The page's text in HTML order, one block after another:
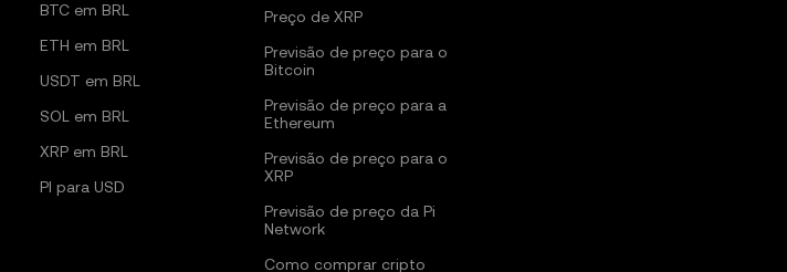
BTC em BRL
ETH em BRL
USDT em BRL
SOL em BRL
XRP em BRL
PI para USD
Preço de XRP
Previsão de preço para o
Bitcoin
Previsão de preço para a
Ethereum
Previsão de preço para o
XRP
Previsão de preço da Pi
Network
Como comprar cripto